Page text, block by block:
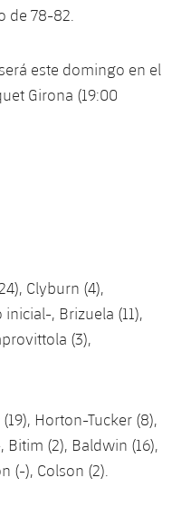
de 78-82.
este domingo en el
Girona (19:00
Clyburn (4),
, Brizuela (11),
(3),
Horton-Tucker (8),
Bitim (2), Baldwin (16),
(-), Colson (2).